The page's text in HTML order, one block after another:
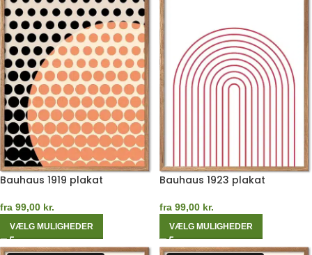
Bauhaus 1919 plakat
fra 99,00 kr.
VÆLG MULIGHEDER
Bauhaus 1923 plakat
fra 99,00 kr.
VÆLG MULIGHEDER